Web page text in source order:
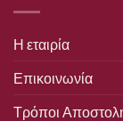
Η εταιρία
Επικοινωνία
Τρόποι